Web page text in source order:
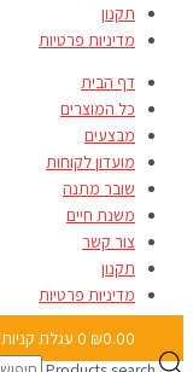
תקנון
מדיניות פרטיות
דף הבית
כל המוצרים
מבצעים
מועדון לקוחות
שובר מתנה
משנת חיים
צור קשר
תקנון
מדיניות פרטיות
₪0.00
0 עגלת קניות